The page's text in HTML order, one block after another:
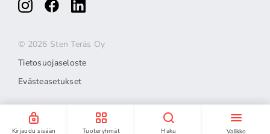
Kirjaudu sisään Tuoteryhmät Haku Valikko
© 2026 Sten Teräs Oy
Tietosuojaseloste
Evästeasetukset